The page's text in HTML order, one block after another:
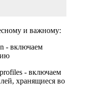
и важному:
- включаем
- включаем
хранящиеся во